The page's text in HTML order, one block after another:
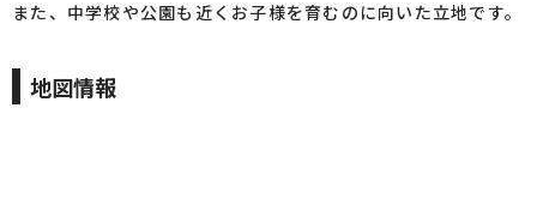
また、中学校や公園も近くお子様を育むのに向いた立地です。
地図情報